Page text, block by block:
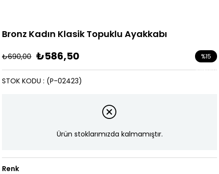
Bronz Kadın Klasik Topuklu Ayakkabı
₺690,00 ₺586,50 %15
İndirim
(P-02423)
STOK KODU
Ürün stoklarımızda kalmamıştır.
Renk